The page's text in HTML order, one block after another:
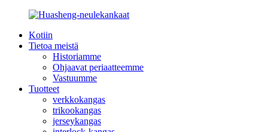
Kotiin
Tietoa meistä
Historiamme
Ohjaavat periaatteemme
Vastuumme
Tuotteet
verkkokangas
trikookangas
jerseykangas